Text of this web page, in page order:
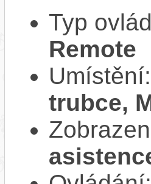
Typ
Remote
Umístění:
trubce,